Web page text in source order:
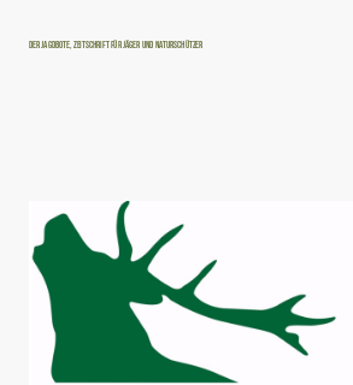
Der Jagdbote, Zeitschrift für Jäger und Naturschützer